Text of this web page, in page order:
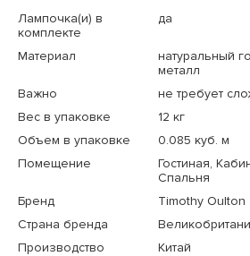
Лампочка(и) в
комплекте
да
Материал
натуральный
металл
Важно
не требует
Вес в упаковке
12 кг
Объем в упаковке
0.085 куб. м
Помещение
Гостиная,
Спальня
Бренд
Timothy Oulton
Страна бренда
Производство
Китай